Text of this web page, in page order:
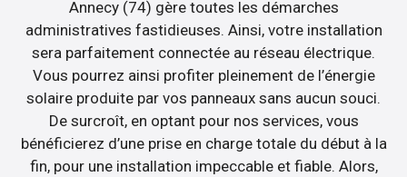
Annecy (74) gère toutes les démarches
administratives fastidieuses. Ainsi, votre installation
sera parfaitement connectée au réseau électrique.
Vous pourrez ainsi profiter pleinement de l’énergie
solaire produite par vos panneaux sans aucun souci.
De surcroît, en optant pour nos services, vous
bénéficierez d’une prise en charge totale du début à la
fin, pour une installation impeccable et fiable. Alors,